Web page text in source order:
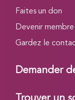
Faites un don
Devenir membre
Gardez le
Demander